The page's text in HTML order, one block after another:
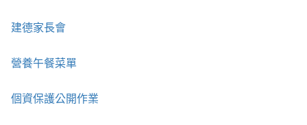
建德家長會
營養午餐菜單
個資保護公開作業